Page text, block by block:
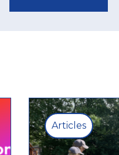
Articles